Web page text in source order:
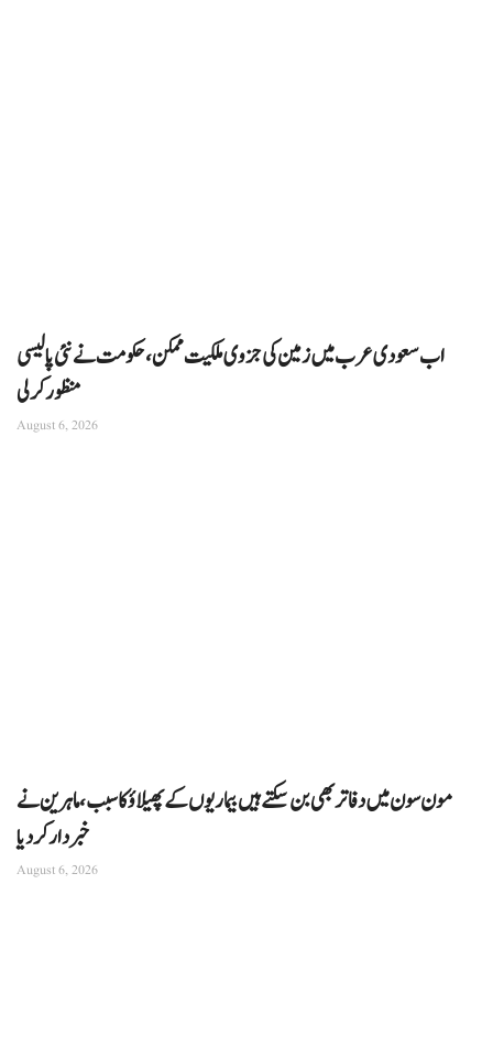
اب سعودی عرب میں زمین کی جزوی ملکیت ممکن، حکومت نے نئی پالیسی
منظور کرلی
August 6, 2026
مون سون میں دفاتر بھی بن سکتے ہیں بیماریوں کے پھیلاؤ کا سبب، ماہرین نے
خبردار کر دیا
August 6, 2026